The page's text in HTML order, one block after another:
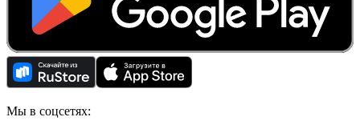
Мы в соцсетях: